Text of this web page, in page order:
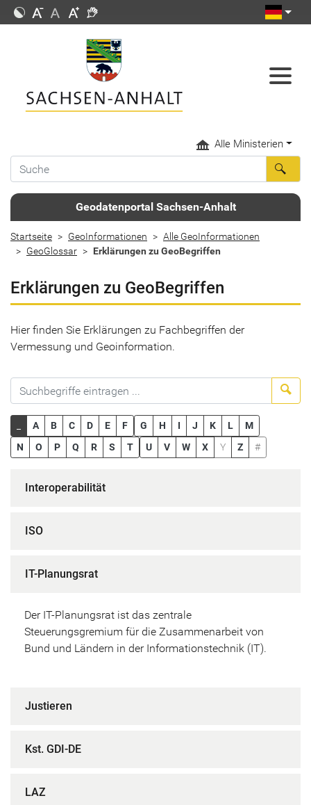
Alle Ministerien
Geodatenportal Sachsen-Anhalt
Startseite GeoInformationen
Alle GeoInformationen
GeoGlossar
Erklärungen zu GeoBegriffen
Erklärungen zu GeoBegriffen
Hier finden Sie Erklärungen zu Fachbegriffen der
Vermessung und Geoinformation.
A B C D E F G H I J K L
M
N
O P Q R S T U V W X Y Z #
Interoperabilität
ISO
IT-Planungsrat
Der IT-Planungsrat ist das zentrale
Steuerungsgremium für die Zusammenarbeit von
Bund und Ländern in der Informationstechnik (IT).
Justieren
Kst. GDI-DE
LAZ